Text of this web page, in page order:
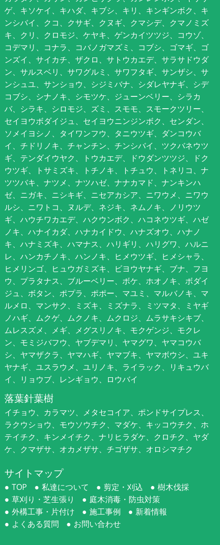
ゲ、キソケイ、キハダ、キブシ、キリ、キンギンボク、キ
ンシバイ、クコ、クサギ、クヌギ、クマシデ、クマノミズ
キ、クリ、クロモジ、ケヤキ、ゲンカイツツジ、コウゾ、
コデマリ、コナラ、コバノガマズミ、コブシ、ゴマギ、ゴ
ンズイ、サイカチ、ザクロ、サトウカエデ、サラサドウダ
ン、サルスベリ、サワグルミ、サワフタギ、サンザシ、サ
ンシュユ、サンショウ、シジミバナ、シダレヤナギ、シデ
コブシ、シナノキ、シモツケ、ジューンベリー、シラカ
バ、シラキ、シロモジ、ズミ、スモモ、スモークツリー、
セイヨウボダイジュ、セイヨウニンジンボク、センダン、
ソメイヨシノ、タイワンフウ、タニウツギ、ダンコウバ
イ、チドリノキ、チャンチン、チンシバイ、ツクバネウツ
ギ、テンダイウヤク、トウカエデ、ドウダンツツジ、ドク
ウツギ、トサミズキ、トチノキ、トチュウ、トネリコ、ナ
ツツバキ、ナツメ、ナツハゼ、ナナカマド、ナンキンハ
ゼ、ニガキ、ニシキギ、ニセアカシア、ニワウメ、ニワウ
ルシ、ニワトコ、ヌルデ、ネジキ、ネムノキ、ノリウツ
ギ、ハウチワカエデ、ハクウンボク、ハコネウツギ、ハゼ
ノキ、ハナイカダ、ハナカイドウ、ハナズオウ、ハナノ
キ、ハナミズキ、ハマナス、ハリギリ、ハリグワ、ハルニ
レ、ハンカチノキ、ハンノキ、ヒメウツギ、ヒメシャラ、
ヒメリンゴ、ヒュウガミズキ、ビヨウヤナギ、ブナ、フヨ
ウ、プラタナス、ブルーベリー、ボケ、ホオノキ、ボダイ
ジュ、ボタン、ポプラ、ポポー、マユミ、マルバノキ、マ
ルメロ、マンサク、ミズキ、ミズナラ、ミツマタ、ミヤギ
ノハギ、ムクゲ、ムクノキ、ムクロジ、ムラサキシキブ、
ムレスズメ、メギ、メグスリノキ、モクゲンジ、モクレ
ン、モミジバフウ、ヤブデマリ、ヤマグワ、ヤマコウバ
シ、ヤマザクラ、ヤマハギ、ヤマブキ、ヤマボウシ、ユキ
ヤナギ、ユスラウメ、ユリノキ、ライラック、リキュウバ
イ、リョウブ、レンギョウ、ロウバイ
落葉針葉樹
イチョウ、カラマツ、メタセコイア、ポンドサイプレス、
ラクウショウ、モウソウチク、マダケ、キッコウチク、ホ
テイチク、キンメイチク、ナリヒラダケ、クロチク、ヤダ
ケ、クマザサ、オカメザサ、チゴザサ、オロシマチク
サイトマップ
TOP 私達について 剪定・刈込
樹木伐採
草刈り・芝生張り
庭木消毒・防虫対策
外構工事・片付け
施工事例
新着情報
よくある質問
お問い合わせ